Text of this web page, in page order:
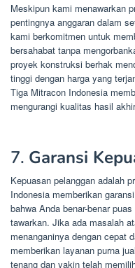
Meskipun kami menawarkan
pentingnya anggaran dalam
kami berkomitmen untuk
bersahabat tanpa
proyek konstruksi berhak
tinggi dengan harga yang
Tiga Mitracon Indonesia
mengurangi kualitas hasil
7. Garansi
Kepuasan pelanggan adalah
Indonesia memberikan
bahwa Anda benar-benar
tawarkan. Jika ada masalah
menanganinya dengan cepat
memberikan layanan purna
tenang dan yakin telah